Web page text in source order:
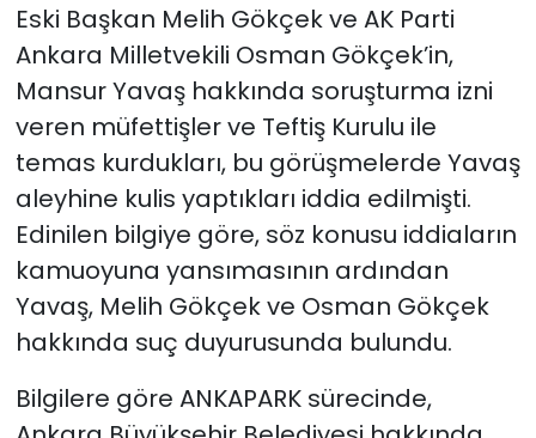
Eski Başkan Melih Gökçek ve AK Parti
Ankara Milletvekili Osman Gökçek’in,
Mansur Yavaş hakkında soruşturma izni
veren müfettişler ve Teftiş Kurulu ile
temas kurdukları, bu görüşmelerde Yavaş
aleyhine kulis yaptıkları iddia edilmişti.
Edinilen bilgiye göre, söz konusu iddiaların
kamuoyuna yansımasının ardından
Yavaş, Melih Gökçek ve Osman Gökçek
hakkında suç duyurusunda bulundu.
Bilgilere göre ANKAPARK sürecinde,